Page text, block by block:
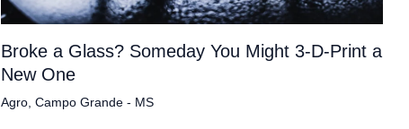
Broke a Glass? Someday You Might 3-D-Print a
New One
Agro, Campo Grande - MS